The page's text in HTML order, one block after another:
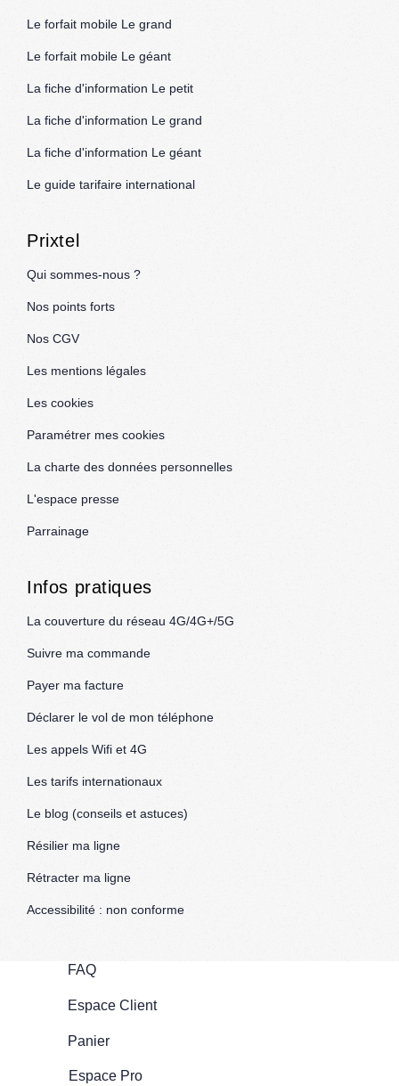
Le forfait mobile Le grand
Le forfait mobile Le géant
La fiche d'information Le petit
La fiche d'information Le grand
La fiche d'information Le géant
Le guide tarifaire international
Prixtel
Qui sommes-nous ?
Nos points forts
Nos CGV
Les mentions légales
Les cookies
Paramétrer mes cookies
La charte des données personnelles
L'espace presse
Parrainage
Infos pratiques
La couverture du réseau 4G/4G+/5G
Suivre ma commande
Payer ma facture
Déclarer le vol de mon téléphone
Les appels Wifi et 4G
Les tarifs internationaux
Le blog (conseils et astuces)
Résilier ma ligne
Rétracter ma ligne
Accessibilité : non conforme
FAQ
Espace Client
Panier
Espace Pro